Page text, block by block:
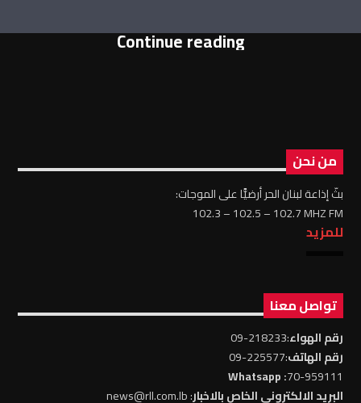
Continue reading
من نحن
بثّ إذاعة لبنان الحر أرضيًّا على الموجات:
102.3 – 102.5 – 102.7 MHZ FM
للمزيد
تواصل معنا
رقم الهواء:218233-09
رقم الهاتف:225577-09
70-959111
: Whatsapp
البريد الالكتروني الخاص بالاخبار: news@rll.com.lb